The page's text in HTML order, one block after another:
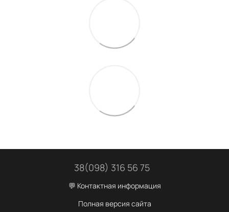
38(098) 316 56 75
💬 Контактная информация
Полная версия сайта